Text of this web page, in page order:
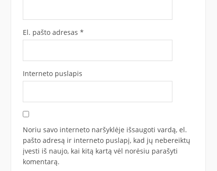
El. pašto adresas *
Interneto puslapis
Noriu savo interneto naršyklėje išsaugoti vardą, el.
pašto adresą ir interneto puslapį, kad jų nebereiktų
įvesti iš naujo, kai kitą kartą vėl norėsiu parašyti
komentarą.